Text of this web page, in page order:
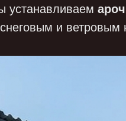
устанавливаем
и